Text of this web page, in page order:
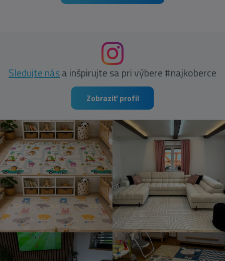
Sledujte nása inšpirujte sa pri výbere #najkoberce
Zobraziť profil